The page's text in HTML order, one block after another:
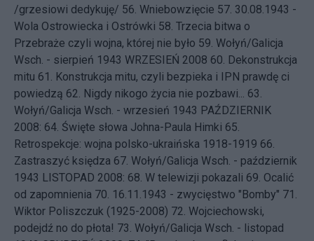
/grzesiowi dedykuję/ 56. Wniebowzięcie 57. 30.08.1943 -
Wola Ostrowiecka i Ostrówki 58. Trzecia bitwa o
Przebraże czyli wojna, której nie było 59. Wołyń/Galicja
Wsch. - sierpień 1943 WRZESIEŃ 2008 60. Dekonstrukcja
mitu 61.
Konstrukcja mitu, czyli bezpieka i IPN prawdę ci
powiedzą 62. Nigdy nikogo życia nie pozbawi...
63.
Wołyń/Galicja Wsch. - wrzesień 1943 PAŹDZIERNIK
2008: 64. Święte słowa Johna-Paula Himki 65.
Retrospekcje: wojna polsko-ukraińska 1918-1919 66.
Zastraszyć księdza 67. Wołyń/Galicja Wsch. - październik
1943 LISTOPAD 2008: 68. W telewizji pokazali 69. Ocalić
od zapomnienia 70. 16.11.1943 - zwycięstwo "Bomby" 71.
Wiktor Poliszczuk (1925-2008) 72. Wojciechowski,
podejdź no do płota! 73. Wołyń/Galicja Wsch. - listopad